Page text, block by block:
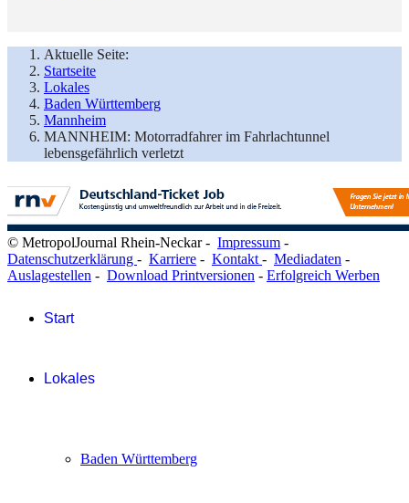
Aktuelle Seite:
Startseite
Lokales
Baden Württemberg
Mannheim
MANNHEIM: Motorradfahrer im Fahrlachtunnel
lebensgefährlich verletzt
© MetropolJournal Rhein-Neckar - Impressum -
Datenschutzerklärung - Karriere - Kontakt - Mediadaten -
Auslagestellen - Download Printversionen - Erfolgreich Werben
Start
Lokales
Baden Württemberg